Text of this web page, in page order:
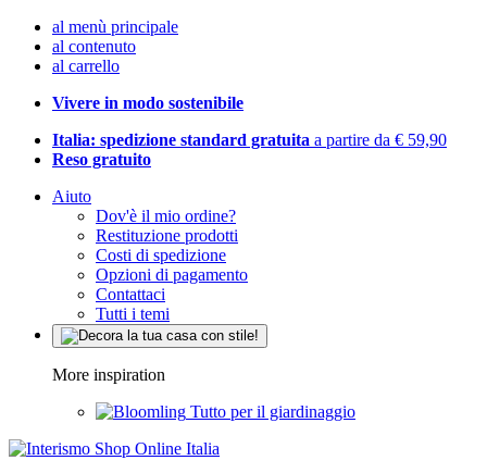
al menù principale
al contenuto
al carrello
Vivere in modo sostenibile
Italia: spedizione standard gratuita a partire da € 59,90
Reso gratuito
Aiuto
Dov'è il mio ordine?
Restituzione prodotti
Costi di spedizione
Opzioni di pagamento
Contattaci
Tutti i temi
More inspiration
Tutto per il giardinaggio